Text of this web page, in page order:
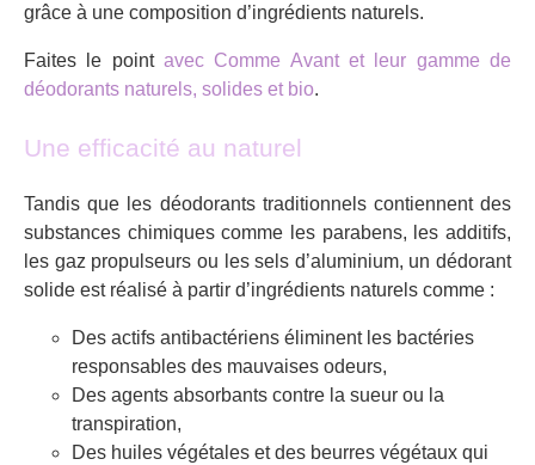
grâce à une composition d’ingrédients naturels.
Faites le point avec Comme Avant et leur gamme de
déodorants naturels, solides et bio.
Une efficacité au naturel
Tandis que les déodorants traditionnels contiennent des
substances chimiques comme les parabens, les additifs,
les gaz propulseurs ou les sels d’aluminium, un dédorant
solide est réalisé à partir d’ingrédients naturels comme :
Des actifs antibactériens éliminent les bactéries
responsables des mauvaises odeurs,
Des agents absorbants contre la sueur ou la
transpiration,
Des huiles végétales et des beurres végétaux qui